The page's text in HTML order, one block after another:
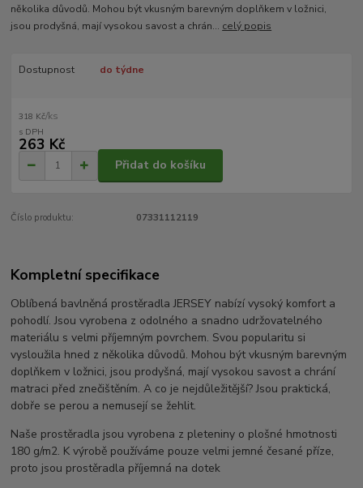
několika důvodů. Mohou být vkusným barevným doplňkem v ložnici,
jsou prodyšná, mají vysokou savost a chrán... celý popis
Dostupnost do týdne
318 Kč/ks
263 Kč
Přidat do košíku
Číslo produktu: 07331112119
Kompletní specifikace
Oblíbená bavlněná prostěradla JERSEY nabízí vysoký komfort a
pohodlí. Jsou vyrobena z odolného a snadno udržovatelného
materiálu s velmi příjemným povrchem. Svou popularitu si
vysloužila hned z několika důvodů. Mohou být vkusným barevným
doplňkem v ložnici, jsou prodyšná, mají vysokou savost a chrání
matraci před znečištěním. A co je nejdůležitější? Jsou praktická,
dobře se perou a nemusejí se žehlit.
Naše prostěradla jsou vyrobena z pleteniny o plošné hmotnosti
180 g/m2. K výrobě používáme pouze velmi jemné česané příze,
proto jsou prostěradla příjemná na dotek